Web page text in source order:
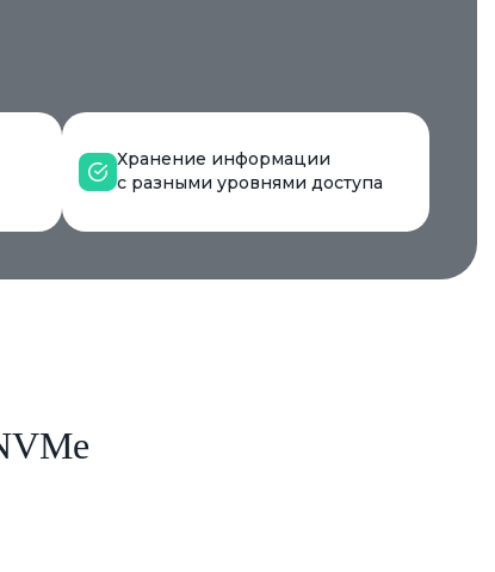
Хранение информации
с разными уровнями доступа